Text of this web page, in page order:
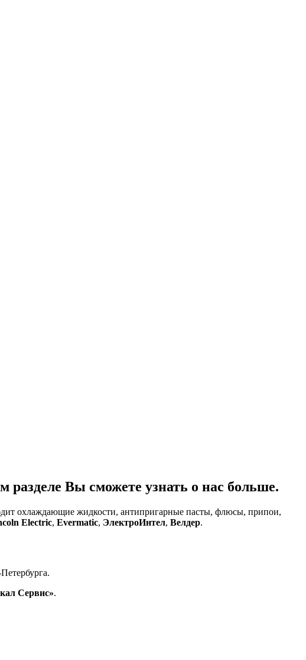
разделе Вы сможете узнать о нас больше.
охлаждающие жидкости, антипригарные пасты, флюсы, припои,
Electric, Evermatic, ЭлектроИнтел, Велдер.
Сервис».